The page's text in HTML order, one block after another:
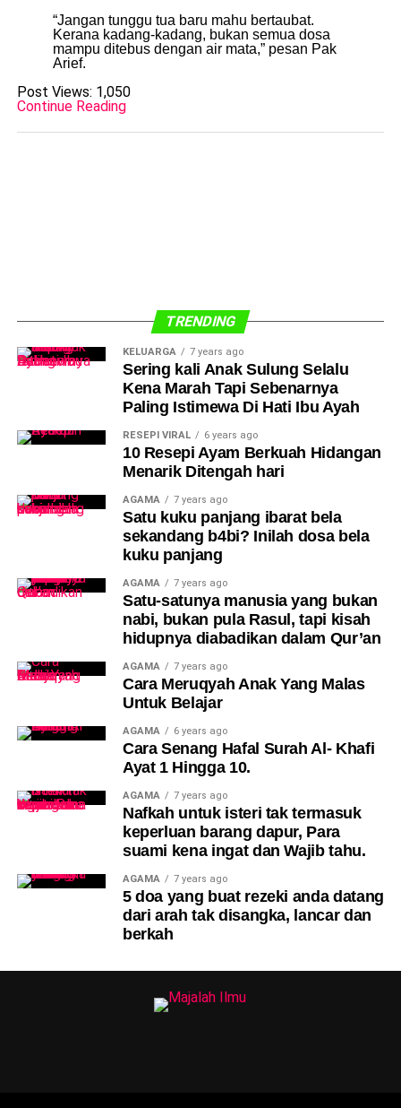
“Jangan tunggu tua baru mahu bertaubat.
Kerana kadang-kadang, bukan semua dosa
mampu ditebus dengan air mata,” pesan Pak
Arief.
Post Views: 1,050
Continue Reading
TRENDING
KELUARGA 7 years ago
Sering kali Anak Sulung Selalu
Kena Marah Tapi Sebenarnya
Paling Istimewa Di Hati Ibu Ayah
RESEPI VIRAL 6 years ago
10 Resepi Ayam Berkuah Hidangan
Menarik Ditengah hari
AGAMA 7 years ago
Satu kuku panjang ibarat bela
sekandang b4bi? Inilah dosa bela
kuku panjang
AGAMA 7 years ago
Satu-satunya manusia yang bukan
nabi, bukan pula Rasul, tapi kisah
hidupnya diabadikan dalam Qur’an
AGAMA 7 years ago
Cara Meruqyah Anak Yang Malas
Untuk Belajar
AGAMA 6 years ago
Cara Senang Hafal Surah Al- Khafi
Ayat 1 Hingga 10.
AGAMA 7 years ago
Nafkah untuk isteri tak termasuk
keperluan barang dapur, Para
suami kena ingat dan Wajib tahu.
AGAMA 7 years ago
5 doa yang buat rezeki anda datang
dari arah tak disangka, lancar dan
berkah